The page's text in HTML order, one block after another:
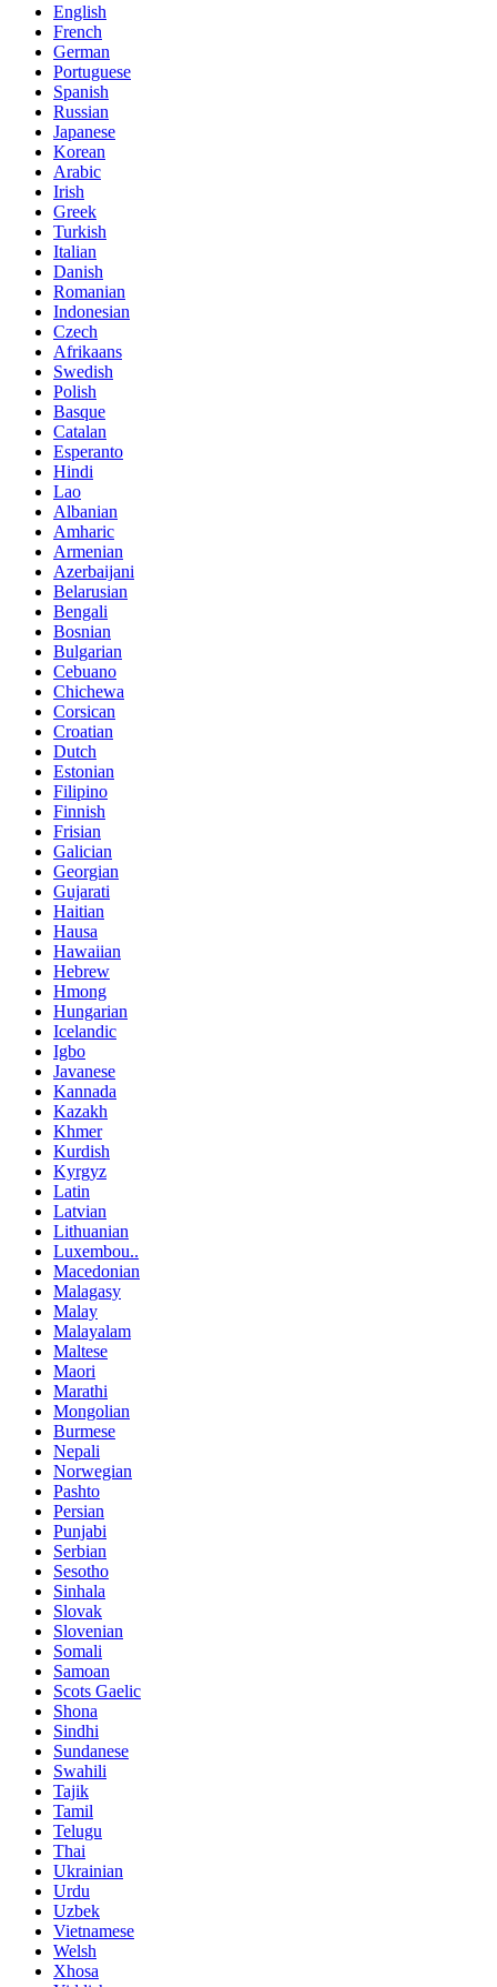
English
French
German
Portuguese
Spanish
Russian
Japanese
Korean
Arabic
Irish
Greek
Turkish
Italian
Danish
Romanian
Indonesian
Czech
Afrikaans
Swedish
Polish
Basque
Catalan
Esperanto
Hindi
Lao
Albanian
Amharic
Armenian
Azerbaijani
Belarusian
Bengali
Bosnian
Bulgarian
Cebuano
Chichewa
Corsican
Croatian
Dutch
Estonian
Filipino
Finnish
Frisian
Galician
Georgian
Gujarati
Haitian
Hausa
Hawaiian
Hebrew
Hmong
Hungarian
Icelandic
Igbo
Javanese
Kannada
Kazakh
Khmer
Kurdish
Kyrgyz
Latin
Latvian
Lithuanian
Luxembou..
Macedonian
Malagasy
Malay
Malayalam
Maltese
Maori
Marathi
Mongolian
Burmese
Nepali
Norwegian
Pashto
Persian
Punjabi
Serbian
Sesotho
Sinhala
Slovak
Slovenian
Somali
Samoan
Scots Gaelic
Shona
Sindhi
Sundanese
Swahili
Tajik
Tamil
Telugu
Thai
Ukrainian
Urdu
Uzbek
Vietnamese
Welsh
Xhosa